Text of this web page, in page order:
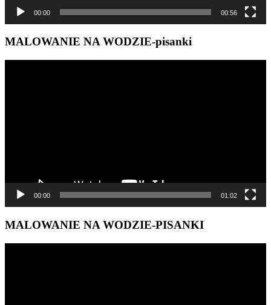
00:00 00:56
MALOWANIE NA WODZIE-pisanki
00:00 01:02
MALOWANIE NA WODZIE-PISANKI